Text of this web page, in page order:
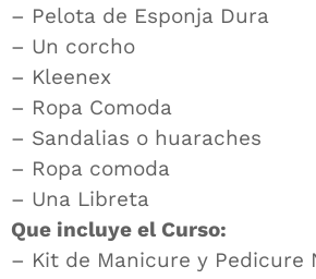
– Pelota de Esponja Dura
– Un corcho
– Kleenex
– Ropa Comoda
– Sandalias o huaraches
– Ropa comoda
– Una Libreta
Que incluye el Curso:
– Kit de Manicure y Pedicure